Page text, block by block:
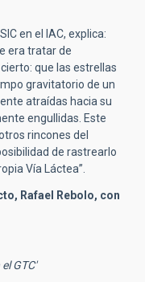
en el IAC, explica:
era tratar de
que las estrellas
gravitatorio de un
atraídas hacia su
engullidas. Este
rincones del
de rastrearlo
Vía Láctea”.
Rafael Rebolo, con
GTC'